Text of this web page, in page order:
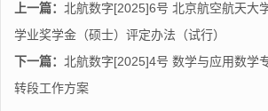
上一篇： 北航数字[2025]6号 北京航空航天大
学业奖学金（硕士）评定办法（试行）
下一篇： 北航数字[2025]4号 数学与应用数学
转段工作方案